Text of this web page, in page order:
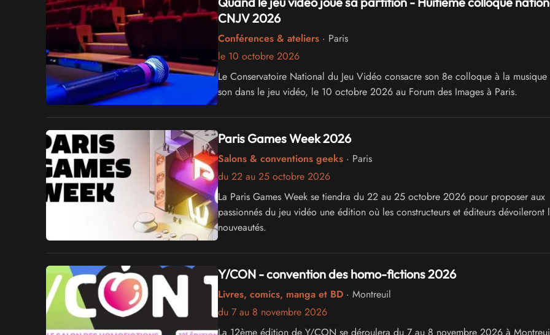
CNJV 2026
Conférences & ateliers· Paris
le 10 octobre 2026
Le Conservatoire National du Jeu Vidéo consacre son 8e colloque à la musique
son dans le jeu vidéo, le 10 octobre 2026 au Forum des Images à Paris.
Paris Games Week 2026
Salons & conventions geeks· Paris
du 22 au 25 octobre 2026
La Paris Games Week se tiendra du 22 au 25 octobre 2026 pour proposer aux
passionnés du jeu vidéo une édition où les constructeurs et éditeurs dévoileront
nouveautés.
Y/CON - convention des homo-fictions 2026
Livres, comics, manga et BD· Montreuil
du 7 au 8 novembre 2026